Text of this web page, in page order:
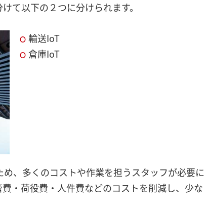
て以下の２つに分けられます。
輸送IoT
倉庫IoT
、多くのコストや作業を担うスタッフが必要に
・荷役費・人件費などのコストを削減し、少な